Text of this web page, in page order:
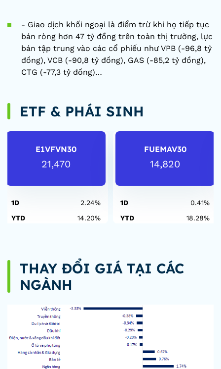
- Giao dịch khối ngoại là điểm trừ khi họ tiếp tục
bán ròng hơn 47 tỷ đồng trên toàn thị trường, lực
bán tập trung vào các cổ phiếu như VPB (-96,8 tỷ
đồng), VCB (-90,8 tỷ đồng), GAS (-85,2 tỷ đồng),
CTG (-77,3 tỷ đồng)…
ETF & PHÁI SINH
E1VFVN30
21,470
1D
2.24%
YTD
14.20%
FUEMAV30
14,820
1D
0.41%
YTD
18.28%
THAY ĐỔI GIÁ TẠI CÁC
NGÀNH